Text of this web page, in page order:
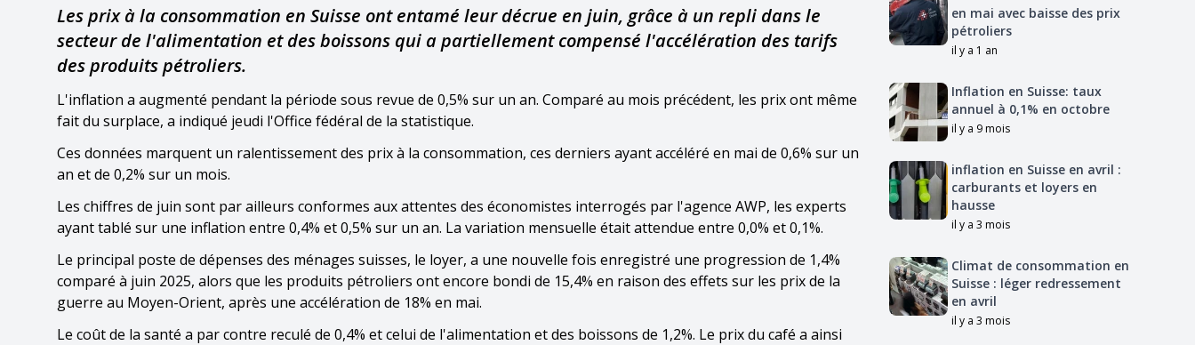
Les prix à la consommation en Suisse ont entamé leur décrue en juin, grâce à un repli dans le
secteur de l'alimentation et des boissons qui a partiellement compensé l'accélération des tarifs
des produits pétroliers.
L'inflation a augmenté pendant la période sous revue de 0,5% sur un an. Comparé au mois précédent, les prix ont même
fait du surplace, a indiqué jeudi l'Office fédéral de la statistique.
Ces données marquent un ralentissement des prix à la consommation, ces derniers ayant accéléré en mai de 0,6% sur un
an et de 0,2% sur un mois.
Les chiffres de juin sont par ailleurs conformes aux attentes des économistes interrogés par l'agence AWP, les experts
ayant tablé sur une inflation entre 0,4% et 0,5% sur un an. La variation mensuelle était attendue entre 0,0% et 0,1%.
Le principal poste de dépenses des ménages suisses, le loyer, a une nouvelle fois enregistré une progression de 1,4%
comparé à juin 2025, alors que les produits pétroliers ont encore bondi de 15,4% en raison des effets sur les prix de la
guerre au Moyen-Orient, après une accélération de 18% en mai.
Le coût de la santé a par contre reculé de 0,4% et celui de l'alimentation et des boissons de 1,2%. Le prix du café a ainsi
en mai avec baisse des prix
pétroliers
il y a 1 an
Inflation en Suisse: taux
annuel à 0,1% en octobre
il y a 9 mois
inflation en Suisse en avril :
carburants et loyers en
hausse
il y a 3 mois
Climat de consommation en
Suisse : léger redressement
en avril
il y a 3 mois